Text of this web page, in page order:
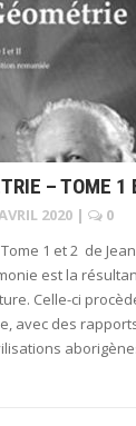
– TOME 1
2020 |
0
1 et 2 de
est la
Celle-ci
avec des